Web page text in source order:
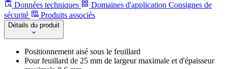
Données techniques Domaines d'application Consignes de
sécurité
Produits associés
Détails du produit
Positionnement aisé sous le feuillard
Pour feuillard de 25 mm de largeur maximale et d'épaisseur